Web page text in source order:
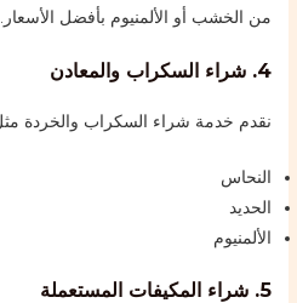
من الخشب أو الألمنيوم بأفضل الأسعار.
4. شراء السكراب والمعادن
نقدم خدمة شراء السكراب والخردة
النحاس
الحديد
الألمنيوم
5. شراء المكيفات المستعملة